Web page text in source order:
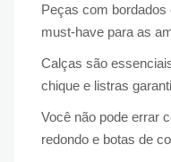
Peças com bordados
must-have para as
Calças são
chique e listras
Você não pode errar
redondo e botas de